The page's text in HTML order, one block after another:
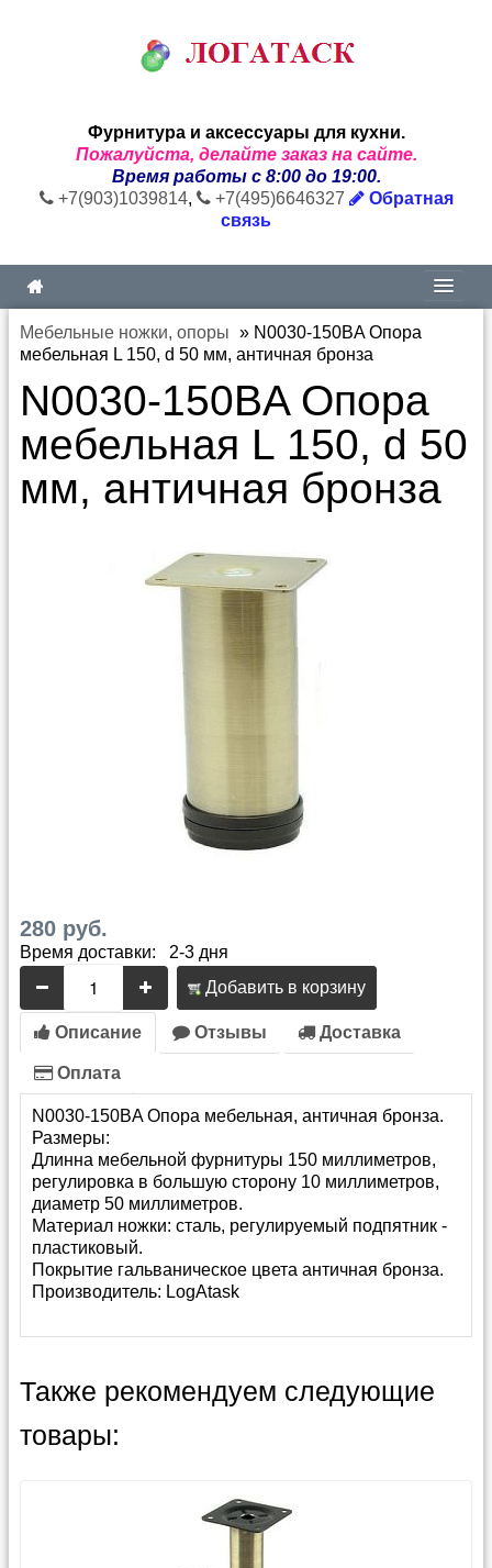
Фурнитура и аксессуары для кухни.
Пожалуйста, делайте заказ на сайте.
Время работы с 8:00 до 19:00.
+7(903)1039814, +7(495)6646327
Обратная
связь
Мебельные ножки, опоры » N0030-150BA Опора
мебельная L 150, d 50 мм, античная бронза
N0030-150BA Опора
мебельная L 150, d 50
мм, античная бронза
280 руб.
Время доставки: 2-3 дня
Добавить в корзину
Описание Отзывы Доставка
Оплата
N0030-150BA Опора мебельная, античная бронза.
Размеры:
Длинна мебельной фурнитуры 150 миллиметров,
регулировка в большую сторону 10 миллиметров,
диаметр 50 миллиметров.
Материал ножки: сталь, регулируемый подпятник -
пластиковый.
Покрытие гальваническое цвета античная бронза.
Производитель: LogAtask
Также рекомендуем следующие
товары: